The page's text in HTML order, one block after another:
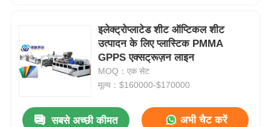
हमारे बारे में
फ़ैक्टरी टूर
इलेक्ट्रोप्लाटेड शीट ऑप्टिकल शीट
उत्पादन के लिए प्लास्टिक PMMA
GPPS एक्सट्रूज़न लाइन
MOQ：एक सेट
मूल्य：$160000-$170000
सबसे अच्छी कीमत अभी चैट करें